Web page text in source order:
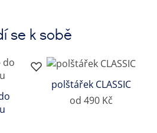
se k sobě
polštářek CLASSIC
od 490 Kč